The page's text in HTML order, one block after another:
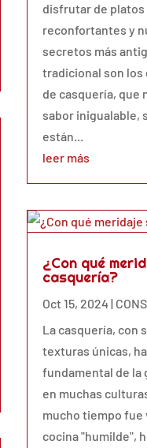
disfrutar de
reconfortantes y
secretos más
tradicional son los
de casquería, que
sabor inigualable,
están...
leer más
¿Con qué
casquería?
Oct 15, 2024|
La casquería, con
texturas únicas,
fundamental de la
en muchas
mucho tiempo fue
cocina "humilde",